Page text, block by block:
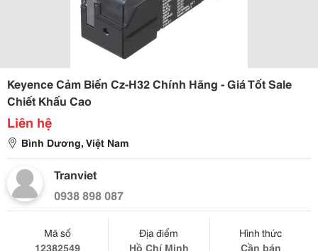
Keyence Cảm Biến Cz-H32 Chính Hãng - Giá Tốt Sale
Chiết Khấu Cao
Liên hệ
Bình Dương, Việt Nam
Tranviet
0938 898 087
Mã số
12382549
Địa điểm
Hồ Chí Minh
Hình thức
Cần bán